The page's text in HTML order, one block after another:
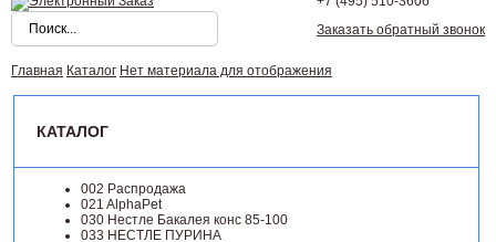
Заказать обратный звонок
Главная Каталог Нет материала для отображения
КАТАЛОГ
002 Распродажа
021 AlphaPet
030 Нестле Бакалея конc 85-100
033 НЕСТЛЕ ПУРИНА